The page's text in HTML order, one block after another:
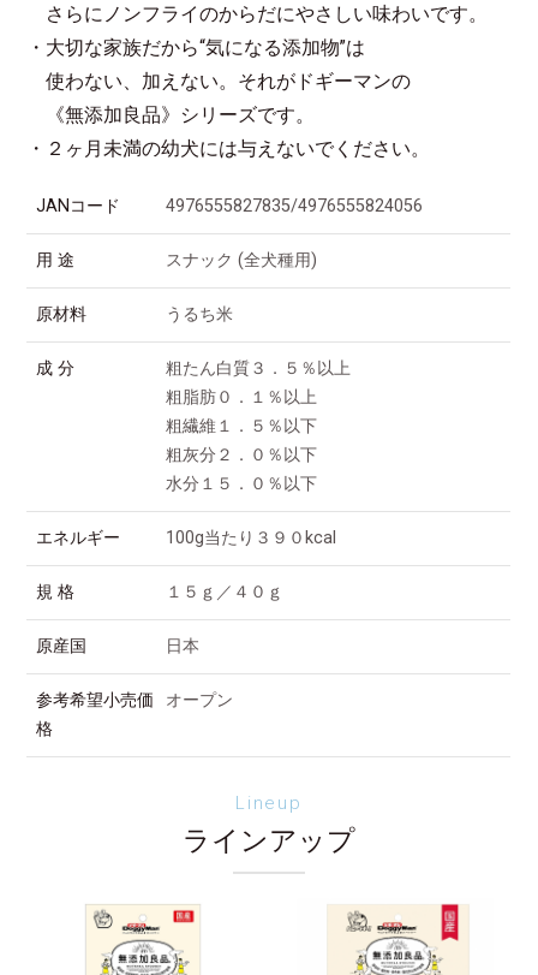
さらにノンフライのからだにやさしい味わいです。
・大切な家族だから“気になる添加物”は
使わない、加えない。それがドギーマンの
《無添加良品》シリーズです。
・２ヶ月未満の幼犬には与えないでください。
JANコード 4976555827835/4976555824056
用 途 スナック (全犬種用)
原材料 うるち米
成 分
粗たん白質３．５％以上
粗脂肪０．１％以上
粗繊維１．５％以下
粗灰分２．０％以下
水分１５．０％以下
エネルギー 100g当たり３９０kcal
規 格 １５ｇ／４０ｇ
原産国 日本
参考希望小売価
格
オープン
Lineup
ラインアップ